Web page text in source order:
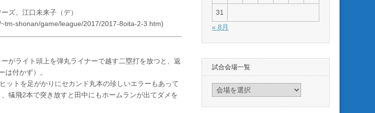
ズ、江口未来子（デ）
shonan/game/league/2017/2017-8oita-2-3.htm)
がライト頭上を弾丸ライナーで越す二塁打を放つと、返
は付かず）。
ットを足がかりにセカンド丸本の珍しいエラーもあって
犠飛2本で突き放すと田中にもホームランが出てダメを
31
« 8月
試合会場一覧